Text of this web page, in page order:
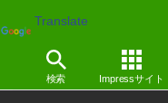
Translate
検索 Impressサイト